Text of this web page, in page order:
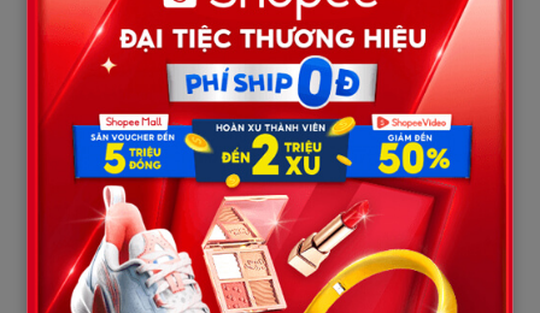
đạm, ít khi lớn tiếng. Nhưng hôm nay, từng lời của ông đều đanh
thép.
Đúng lúc đó, Tuấn bất ngờ lên tiếng.
“Con xin lỗi.”
Tất cả mọi người quay sang nhìn anh.
Anh cúi đầu trước bố mẹ tôi:
“Con xin lỗi vì đã để cô chú phải nghe những lời không nên nghe
trong ngày hôm nay.”